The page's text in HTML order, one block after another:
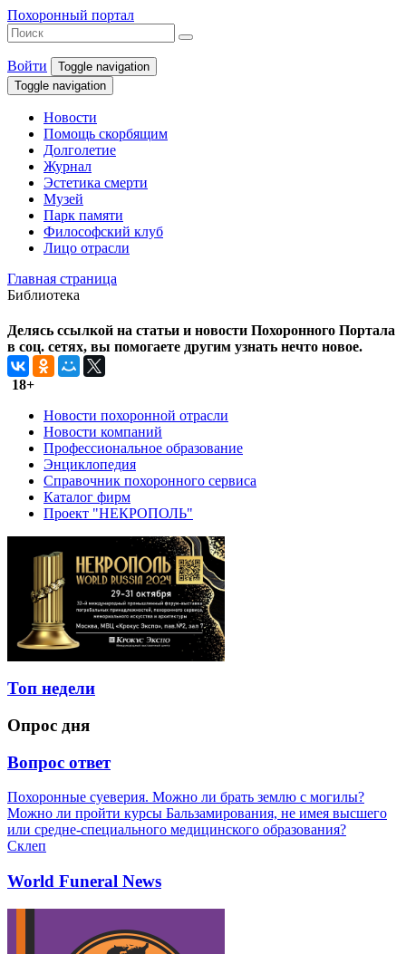
Похоронный портал
Войти
Toggle navigation
Toggle navigation
Новости
Помощь скорбящим
Долголетие
Журнал
Эстетика смерти
Музей
Парк памяти
Философский клуб
Лицо отрасли
Главная страница
Библиотека
Делясь ссылкой на статьи и новости Похоронного Портала
в соц. сетях, вы помогаете другим узнать нечто новое.
18+
Новости похоронной отрасли
Новости компаний
Профессиональное образование
Энциклопедия
Справочник похоронного сервиса
Каталог фирм
Проект "НЕКРОПОЛЬ"
Топ недели
Опрос дня
Вопрос ответ
Похоронные суеверия. Можно ли брать землю с могилы?
Можно ли пройти курсы Бальзамирования, не имея высшего
или средне-специального медицинского образования?
Склеп
World Funeral News